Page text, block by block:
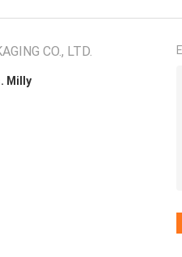
CO., LTD.
Milly